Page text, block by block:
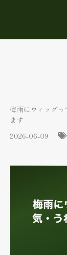
ス
梅雨にウィッグ
ます
2026-06-09